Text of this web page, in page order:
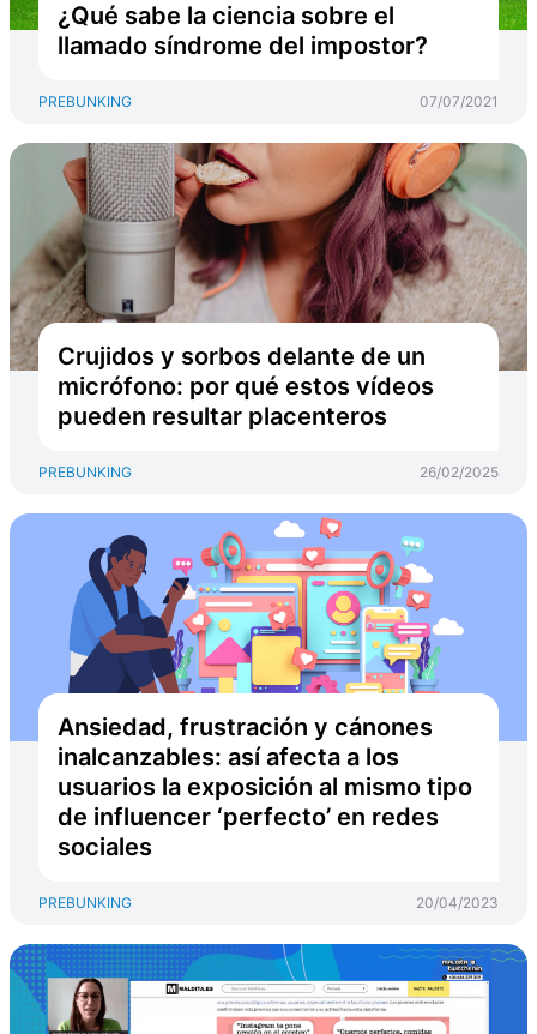
¿Qué sabe la ciencia sobre el
llamado síndrome del impostor?
PREBUNKING 07/07/2021
Crujidos y sorbos delante de un
micrófono: por qué estos vídeos
pueden resultar placenteros
PREBUNKING 26/02/2025
Ansiedad, frustración y cánones
inalcanzables: así afecta a los
usuarios la exposición al mismo tipo
de influencer ‘perfecto’ en redes
sociales
PREBUNKING 20/04/2023